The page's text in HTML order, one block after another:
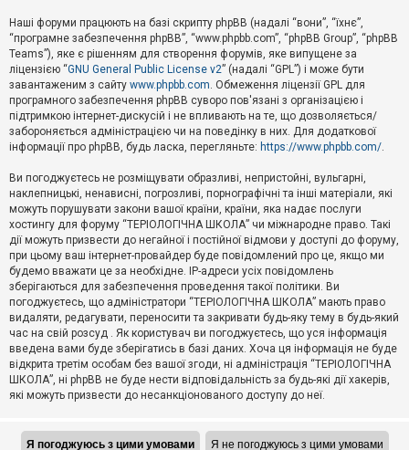
й
А
к
т
и
в
н
і
м
и
П
о
ш
у
Д
о
п
о
м
Наші форуми працюють на базі скрипту phpBB (надалі “вони”, “їхнє”,
“програмне забезпечення phpBB”, “www.phpbb.com”, “phpBB Group”, “phpBB
Teams”), яке є рішенням для створення форумів, яке випущене за
ліцензією “GNU General Public License v2” (надалі “GPL”) і може бути
завантаженим з сайту www.phpbb.com. Обмеження ліцензії GPL для
програмного забезпечення phpBB суворо пов'язані з організацією і
підтримкою інтернет-дискусій і не впливають на те, що дозволяється/
забороняється адміністрацією чи на поведінку в них. Для додаткової
інформації про phpBB, будь ласка, перегляньте: https://www.phpbb.com/.
Ви погоджуєтесь не розміщувати образливі, непристойні, вульгарні,
наклепницькі, ненависні, погрозливі, порнографічні та інші матеріали, які
можуть порушувати закони вашої країни, країни, яка надає послуги
хостингу для форуму “ТЕРІОЛОГІЧНА ШКОЛА” чи міжнародне право. Такі
дії можуть призвести до негайної і постійної відмови у доступі до форуму,
при цьому ваш інтернет-провайдер буде повідомлений про це, якщо ми
будемо вважати це за необхідне. IP-адреси усіх повідомлень
зберігаються для забезпечення проведення такої політики. Ви
погоджуєтесь, що адміністратори “ТЕРІОЛОГІЧНА ШКОЛА” мають право
видаляти, редагувати, переносити та закривати будь-яку тему в будь-який
час на свій розсуд . Як користувач ви погоджуєтесь, що уся інформація
введена вами буде зберігатись в базі даних. Хоча ця інформація не буде
відкрита третім особам без вашої згоди, ні адміністрація “ТЕРІОЛОГІЧНА
ШКОЛА”, ні phpBB не буде нести відповідальність за будь-які дії хакерів,
які можуть призвести до несанкціонованого доступу до неї.